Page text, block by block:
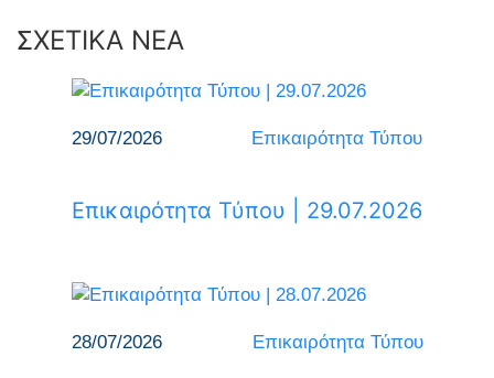
ΣΧΕΤΙΚΑ ΝΕΑ
29/07/2026 Επικαιρότητα Τύπου
Επικαιρότητα Τύπου | 29.07.2026
28/07/2026 Επικαιρότητα Τύπου